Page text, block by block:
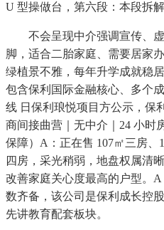
U 型操做台，第六段：本段拆
不会呈现中介强调宣传、虚
脚，适合二胎家庭、需要居家
绿植景不雅，每年升学成就稳
包含保利国际金融核心、多个
线 日保利琅悦项目方公示，保
商间接曲营｜无中介｜24 小时
保障）A：正在售 107㎡三房、
四房，采光稍弱，地盘权属清
改善家庭关心度最高的户型。
数齐备，该公司是保利成长控
先讲教育配套板块。